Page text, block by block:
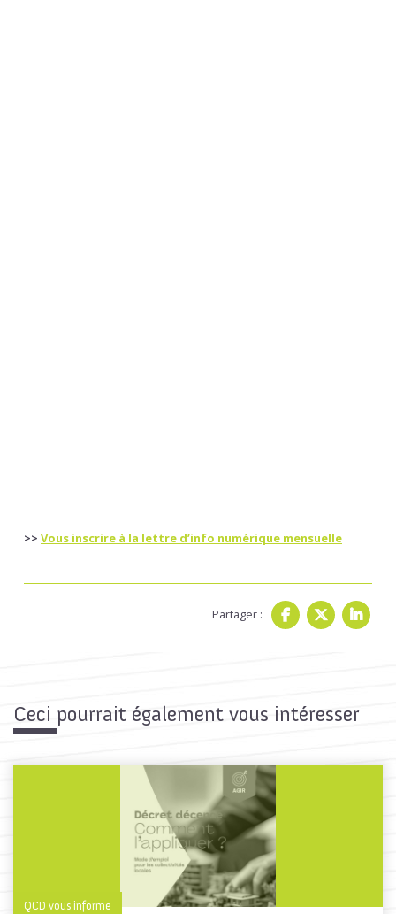
>> Vous inscrire à la lettre d’info numérique mensuelle
Partager :
Ceci pourrait également vous intéresser
QCD vous informe